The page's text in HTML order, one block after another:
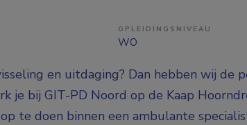
OPLEIDINGSNIVEAU
WO
en uitdaging? Dan hebben wij de
je bij GIT-PD Noord op de Kaap
te doen binnen een ambulante